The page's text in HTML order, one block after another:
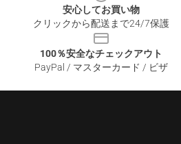
安心してお買い物
クリックから配送まで24/7保護
100％安全なチェックアウト
PayPal / マスターカード / ビザ